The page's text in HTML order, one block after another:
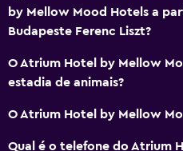
by Mellow Mood Hotels a
Budapeste Ferenc Liszt?
O Atrium Hotel by Mellow
estadia de animais?
O Atrium Hotel by Mellow
Qual é o telefone do Atrium